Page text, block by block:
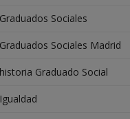
Graduados Sociales
Graduados Sociales Madrid
historia Graduado Social
Igualdad